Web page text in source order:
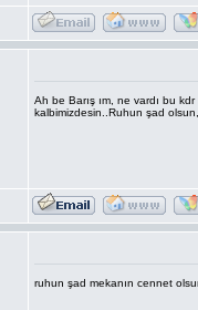
Ah be Barış ım, ne vardı bu
kalbimizdesin..Ruhun şad
ruhun şad mekanın cennet